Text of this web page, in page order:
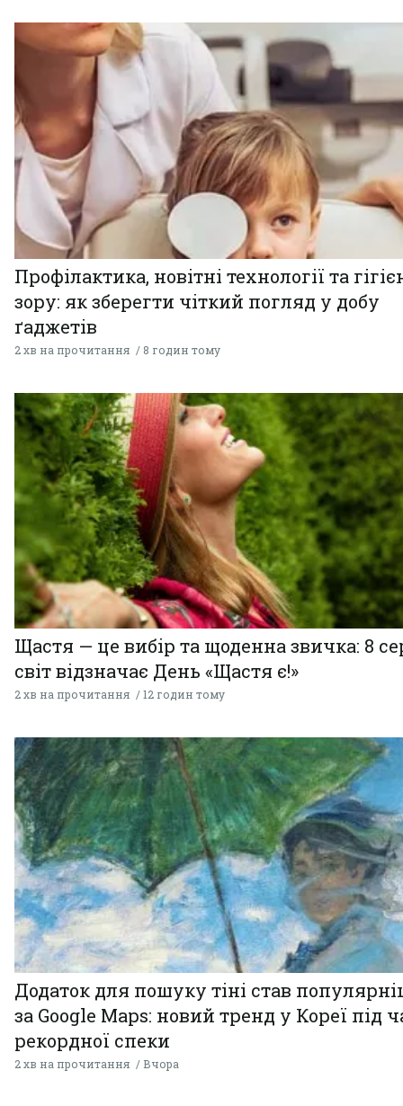
Профілактика, новітні технології та
зору: як зберегти чіткий погляд у добу
ґаджетів
2 хв на прочитання 8 годин тому
Щастя — це вибір та щоденна звичка: 8
світ відзначає День «Щастя є!»
2 хв на прочитання 12 годин тому
Додаток для пошуку тіні став
за Google Maps: новий тренд у Кореї під
рекордної спеки
2 хв на прочитання Вчора